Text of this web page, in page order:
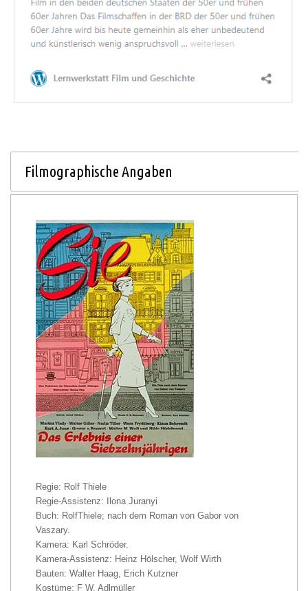
Filmographische Angaben
Regie: Rolf Thiele
Regie-Assistenz: Ilona Juranyi
Buch: RolfThiele; nach dem Roman von Gabor von
Vaszary.
Kamera: Karl Schröder.
Kamera-Assistenz: Heinz Hölscher, Wolf Wirth
Bauten: Walter Haag, Erich Kutzner
Kostüme: F W. Adlmüller